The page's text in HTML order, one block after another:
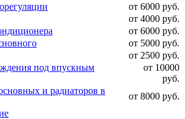
от 6000 руб.
от 4000 руб.
от 6000 руб.
от 5000 руб.
от 2500 руб.
под впускным
от 10000
руб.
и радиаторов в
от 8000 руб.